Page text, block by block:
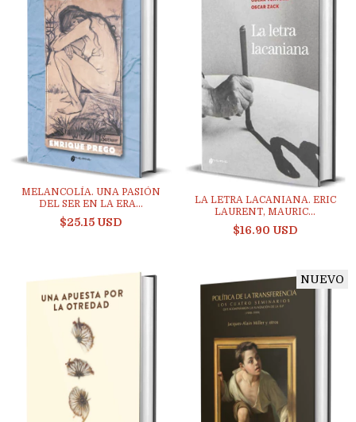
MELANCOLÍA. UNA PASIÓN
DEL SER EN LA ERA...
$25.15 USD
LA LETRA LACANIANA. ERIC
LAURENT, MAURIC...
$16.90 USD
NUEVO